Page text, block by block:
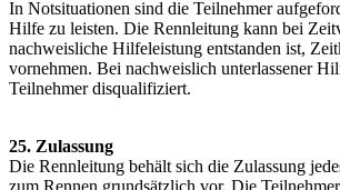
In Notsituationen sind die Teilnehmer
Hilfe zu leisten. Die Rennleitung kann bei
nachweisliche Hilfeleistung entstanden ist,
vornehmen. Bei nachweislich unterlassener
Teilnehmer disqualifiziert.
25. Zulassung
Die Rennleitung behält sich die Zulassung
zum Rennen grundsätzlich vor. Die